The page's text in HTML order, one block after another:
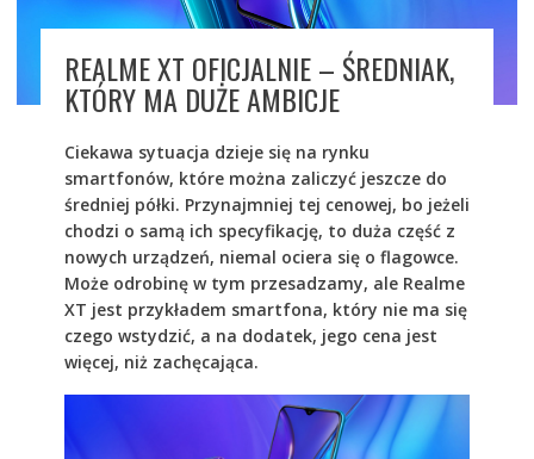
REALME XT OFICJALNIE – ŚREDNIAK,
KTÓRY MA DUŻE AMBICJE
Ciekawa sytuacja dzieje się na rynku
smartfonów, które można zaliczyć jeszcze do
średniej półki. Przynajmniej tej cenowej, bo jeżeli
chodzi o samą ich specyfikację, to duża część z
nowych urządzeń, niemal ociera się o flagowce.
Może odrobinę w tym przesadzamy, ale Realme
XT jest przykładem smartfona, który nie ma się
czego wstydzić, a na dodatek, jego cena jest
więcej, niż zachęcająca.